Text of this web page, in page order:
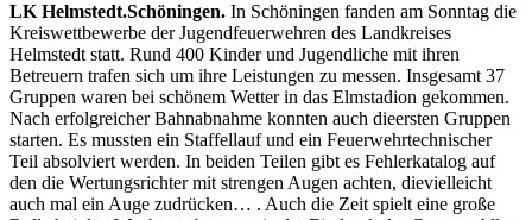
LK Helmstedt.Schöningen. In Schöningen fanden am Sonntag die
Kreiswettbewerbe der Jugendfeuerwehren des Landkreises
Helmstedt statt. Rund 400 Kinder und Jugendliche mit ihren
Betreuern trafen sich um ihre Leistungen zu messen. Insgesamt 37
Gruppen waren bei schönem Wetter in das Elmstadion gekommen.
Nach erfolgreicher Bahnabnahme konnten auch dieersten Gruppen
starten. Es mussten ein Staffellauf und ein Feuerwehrtechnischer
Teil absolviert werden. In beiden Teilen gibt es Fehlerkatalog auf
den die Wertungsrichter mit strengen Augen achten, dievielleicht
auch mal ein Auge zudrücken… . Auch die Zeit spielt eine große